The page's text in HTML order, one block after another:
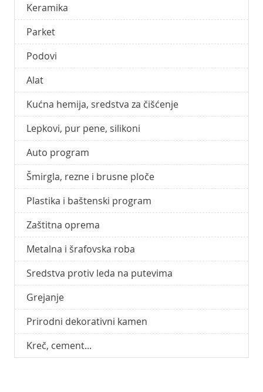
Keramika
Parket
Podovi
Alat
Kućna hemija, sredstva za čišćenje
Lepkovi, pur pene, silikoni
Auto program
Šmirgla, rezne i brusne ploče
Plastika i baštenski program
Zaštitna oprema
Metalna i šrafovska roba
Sredstva protiv leda na putevima
Grejanje
Prirodni dekorativni kamen
Kreč, cement...